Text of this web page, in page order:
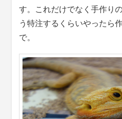
す。これだけでなく手作り
う特注するくらいやったら
で。